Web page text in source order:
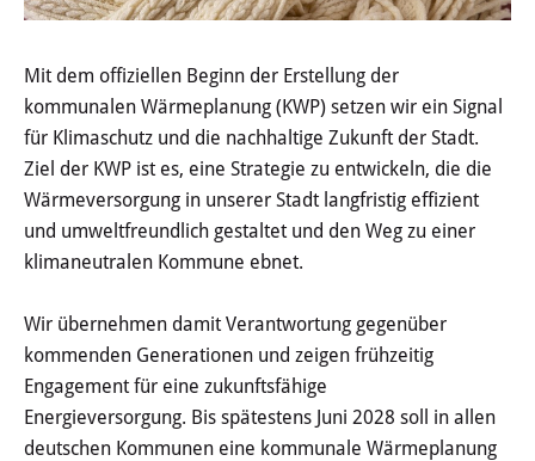
Mit dem offiziellen Beginn der Erstellung der
kommunalen Wärmeplanung (KWP) setzen wir ein Signal
für Klimaschutz und die nachhaltige Zukunft der Stadt.
Ziel der KWP ist es, eine Strategie zu entwickeln, die die
Wärmeversorgung in unserer Stadt langfristig effizient
und umweltfreundlich gestaltet und den Weg zu einer
klimaneutralen Kommune ebnet.
Wir übernehmen damit Verantwortung gegenüber
kommenden Generationen und zeigen frühzeitig
Engagement für eine zukunftsfähige
Energieversorgung. Bis spätestens Juni 2028 soll in allen
deutschen Kommunen eine kommunale Wärmeplanung
Wertstoffhof
Wasser & Abwasser
Ortsgerichte & Schiedsamt
Verwaltung & Politik
Satzungen & Stadtrecht
Ausschreibungen
Karriere & Ausbildung
Steuern & Gebühren